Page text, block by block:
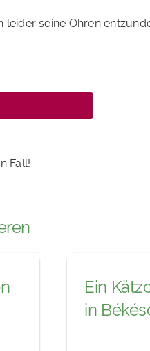
seine Ohren
Fall!
Ein
in